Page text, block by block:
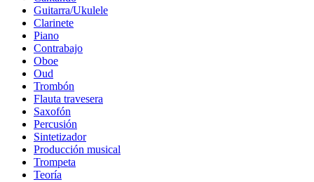
Guitarra/Ukulele
Clarinete
Piano
Contrabajo
Oboe
Oud
Trombón
Flauta travesera
Saxofón
Percusión
Sintetizador
Producción musical
Trompeta
Teoría